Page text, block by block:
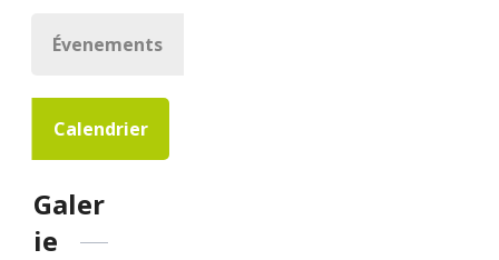
Évenements
Calendrier
Galer
ie